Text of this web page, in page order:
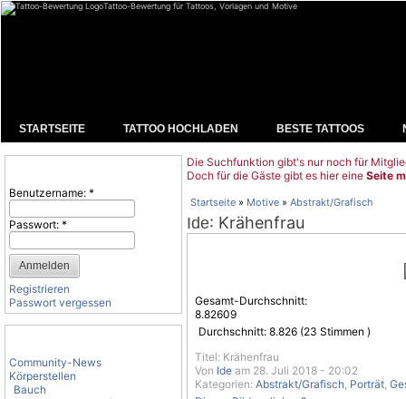
Tattoo-Bewertung für Tattoos, Vorlagen und Motive
STARTSEITE TATTOO HOCHLADEN BESTE TATTOOS
Benutzername: *
Passwort: *
Registrieren
Passwort vergessen
Community-News
Körperstellen
Bauch
Die Suchfunktion gibt's nur noch für
Doch für die Gäste gibt es hier eine Seite
Startseite » Motive » Abstrakt/Grafisch
Ide: Krähenfrau
Gesamt-Durchschnitt:
8.82609
Durchschnitt: 8.826 (23 Stimmen )
Titel: Krähenfrau
Von Ide am 28. Juli 2018 - 20:02
Kategorien: Abstrakt/Grafisch, Porträt,